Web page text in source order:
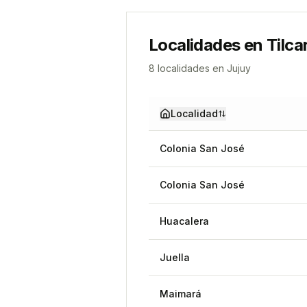
Localidades en
8 localidades en Jujuy
Localidad
Colonia San José
Colonia San José
Huacalera
Juella
Maimará